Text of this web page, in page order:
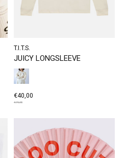
T.I.T.S.
JUICY LONGSLEEVE
€40,00
€79,95